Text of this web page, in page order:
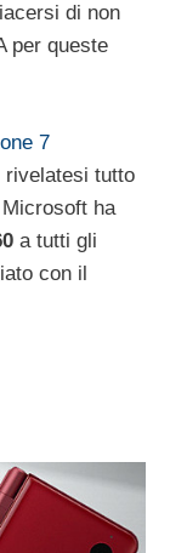
di non
per queste
7
rivelatesi tutto
ha
a tutti gli
con il